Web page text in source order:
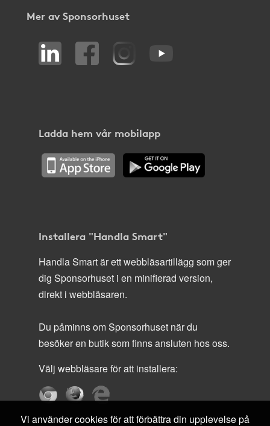
Mer av Sponsorhuset
Ladda hem vår mobilapp
Installera "Handla Smart"
Handla Smart är ett webbläsartillägg som ger
dig Sponsorhuset i en minifierad version,
direkt i webbläsaren.
Du påminns om Sponsorhuset när du
besöker en butik som finns ansluten hos oss.
Välj webbläsare för att installera:
Vi använder cookies för att förbättra din upplevelse på